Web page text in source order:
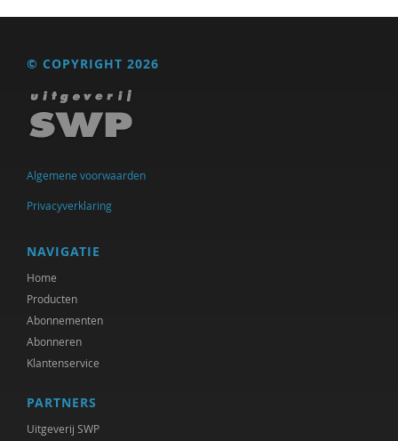
© COPYRIGHT 2026
Algemene voorwaarden
Privacyverklaring
NAVIGATIE
Home
Producten
Abonnementen
Abonneren
Klantenservice
PARTNERS
Uitgeverij SWP